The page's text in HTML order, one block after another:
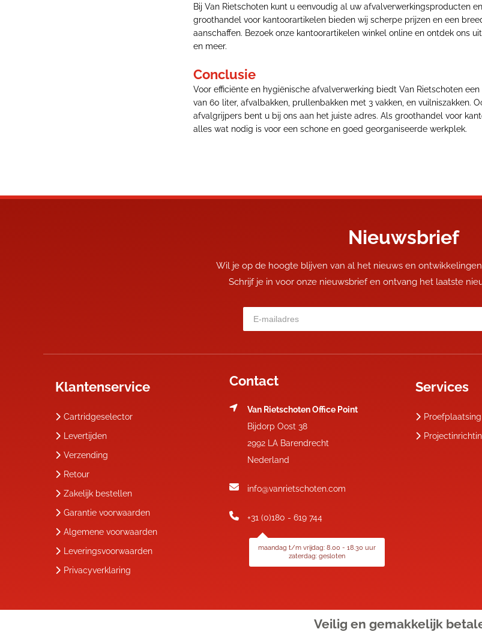
Bij Van Rietschoten kunt u eenvoudig al uw afvalverwerkingsproducten
groothandel voor kantoorartikelen bieden wij scherpe prijzen en een
aanschaffen. Bezoek onze kantoorartikelen winkel online en ontdek ons
en meer.
Conclusie
Voor efficiënte en hygiënische afvalverwerking biedt Van Rietschoten
van 60 liter, afvalbakken, prullenbakken met 3 vakken, en vuilniszakken.
afvalgrijpers bent u bij ons aan het juiste adres. Als groothandel voor
alles wat nodig is voor een schone en goed georganiseerde werkplek.
Nieuwsbrief
Wil je op de hoogte blijven van al het nieuws en
Schrijf je in voor onze nieuwsbrief en ontvang het laatste
Klantenservice
Cartridgeselector
Levertijden
Verzending
Retour
Zakelijk bestellen
Garantie voorwaarden
Algemene voorwaarden
Leveringsvoorwaarden
Privacyverklaring
Contact
Van Rietschoten Office Point
Bijdorp Oost 38
2992 LA Barendrecht
Nederland
info@vanrietschoten.com
+31 (0)180 - 619 744
maandag t/m vrijdag: 8.00 - 18.30 uur
zaterdag: gesloten
Services
Proefplaatsing
Veilig en gemakkelijk